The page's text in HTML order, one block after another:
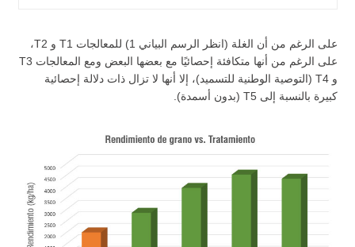
على الرغم من أن الغلة (انظر الرسم البياني 1) للمعالجات T1 و T2،
على الرغم من أنها متكافئة إحصائيًا مع بعضها البعض ومع المعالجات T3
و T4 (التوصية الوطنية للتسميد)، إلا أنها لا تزال ذات دلالة إحصائية
كبيرة بالنسبة إلى T5 (بدون أسمدة).